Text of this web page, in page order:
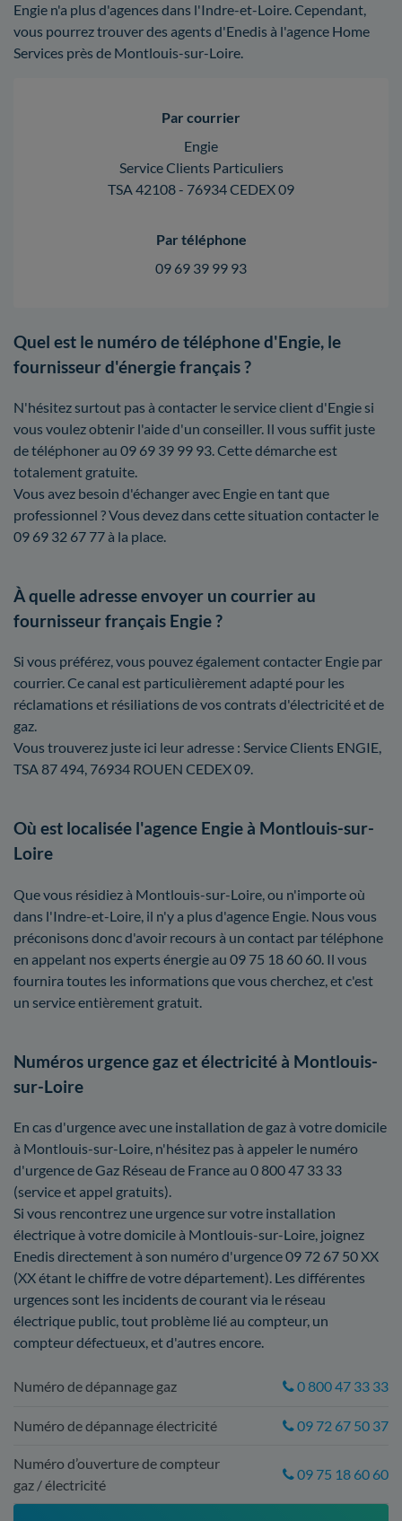
Engie n'a plus d'agences dans l'Indre-et-Loire. Cependant,
vous pourrez trouver des agents d'Enedis à l'agence Home
Services près de Montlouis-sur-Loire.
Par courrier
Engie
Service Clients Particuliers
TSA 42108 - 76934 CEDEX 09
Par téléphone
09 69 39 99 93
Quel est le numéro de téléphone d'Engie, le
fournisseur d'énergie français ?
N'hésitez surtout pas à contacter le service client d'Engie si
vous voulez obtenir l'aide d'un conseiller. Il vous suffit juste
de téléphoner au 09 69 39 99 93. Cette démarche est
totalement gratuite.
Vous avez besoin d'échanger avec Engie en tant que
professionnel ? Vous devez dans cette situation contacter le
09 69 32 67 77 à la place.
À quelle adresse envoyer un courrier au
fournisseur français Engie ?
Si vous préférez, vous pouvez également contacter Engie par
courrier. Ce canal est particulièrement adapté pour les
réclamations et résiliations de vos contrats d'électricité et de
gaz.
Vous trouverez juste ici leur adresse : Service Clients ENGIE,
TSA 87 494, 76934 ROUEN CEDEX 09.
Où est localisée l'agence Engie à Montlouis-sur-
Loire
Que vous résidiez à Montlouis-sur-Loire, ou n'importe où
dans l'Indre-et-Loire, il n'y a plus d'agence Engie. Nous vous
préconisons donc d'avoir recours à un contact par téléphone
en appelant nos experts énergie au 09 75 18 60 60. Il vous
fournira toutes les informations que vous cherchez, et c'est
un service entièrement gratuit.
Numéros urgence gaz et électricité à Montlouis-
sur-Loire
En cas d'urgence avec une installation de gaz à votre domicile
à Montlouis-sur-Loire, n'hésitez pas à appeler le numéro
d'urgence de Gaz Réseau de France au 0 800 47 33 33
(service et appel gratuits).
Si vous rencontrez une urgence sur votre installation
électrique à votre domicile à Montlouis-sur-Loire, joignez
Enedis directement à son numéro d'urgence 09 72 67 50 XX
(XX étant le chiffre de votre département). Les différentes
urgences sont les incidents de courant via le réseau
électrique public, tout problème lié au compteur, un
compteur défectueux, et d'autres encore.
Numéro de dépannage gaz 0 800 47 33 33
Numéro de dépannage électricité 09 72 67 50 37
Numéro d’ouverture de compteur
gaz / électricité
09 75 18 60 60